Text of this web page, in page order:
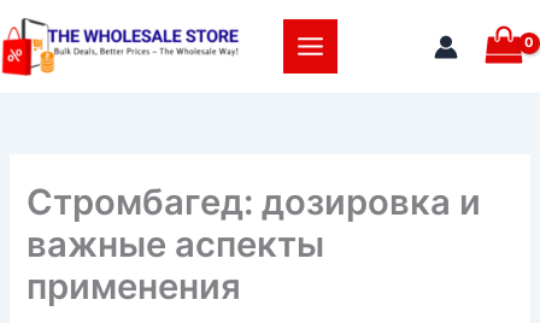
Skip
to
content
Стромбагед: дозировка и
важные аспекты
применения